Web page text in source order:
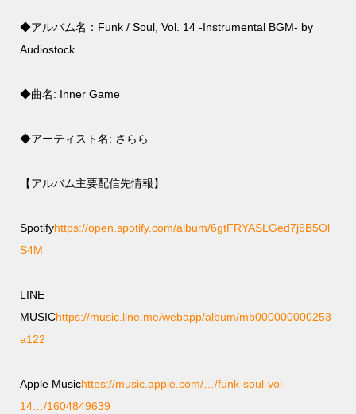
◆アルバム名：Funk / Soul, Vol. 14 -Instrumental BGM- by
Audiostock
◆曲名: Inner Game
◆アーティスト名: さらら
【アルバム主要配信先情報】
Spotifyhttps://open.spotify.com/album/6gtFRYASLGed7j6B5Ol
S4M
LINE
MUSIChttps://music.line.me/webapp/album/mb000000000253
a122
Apple Musichttps://music.apple.com/…/funk-soul-vol-
14…/1604849639